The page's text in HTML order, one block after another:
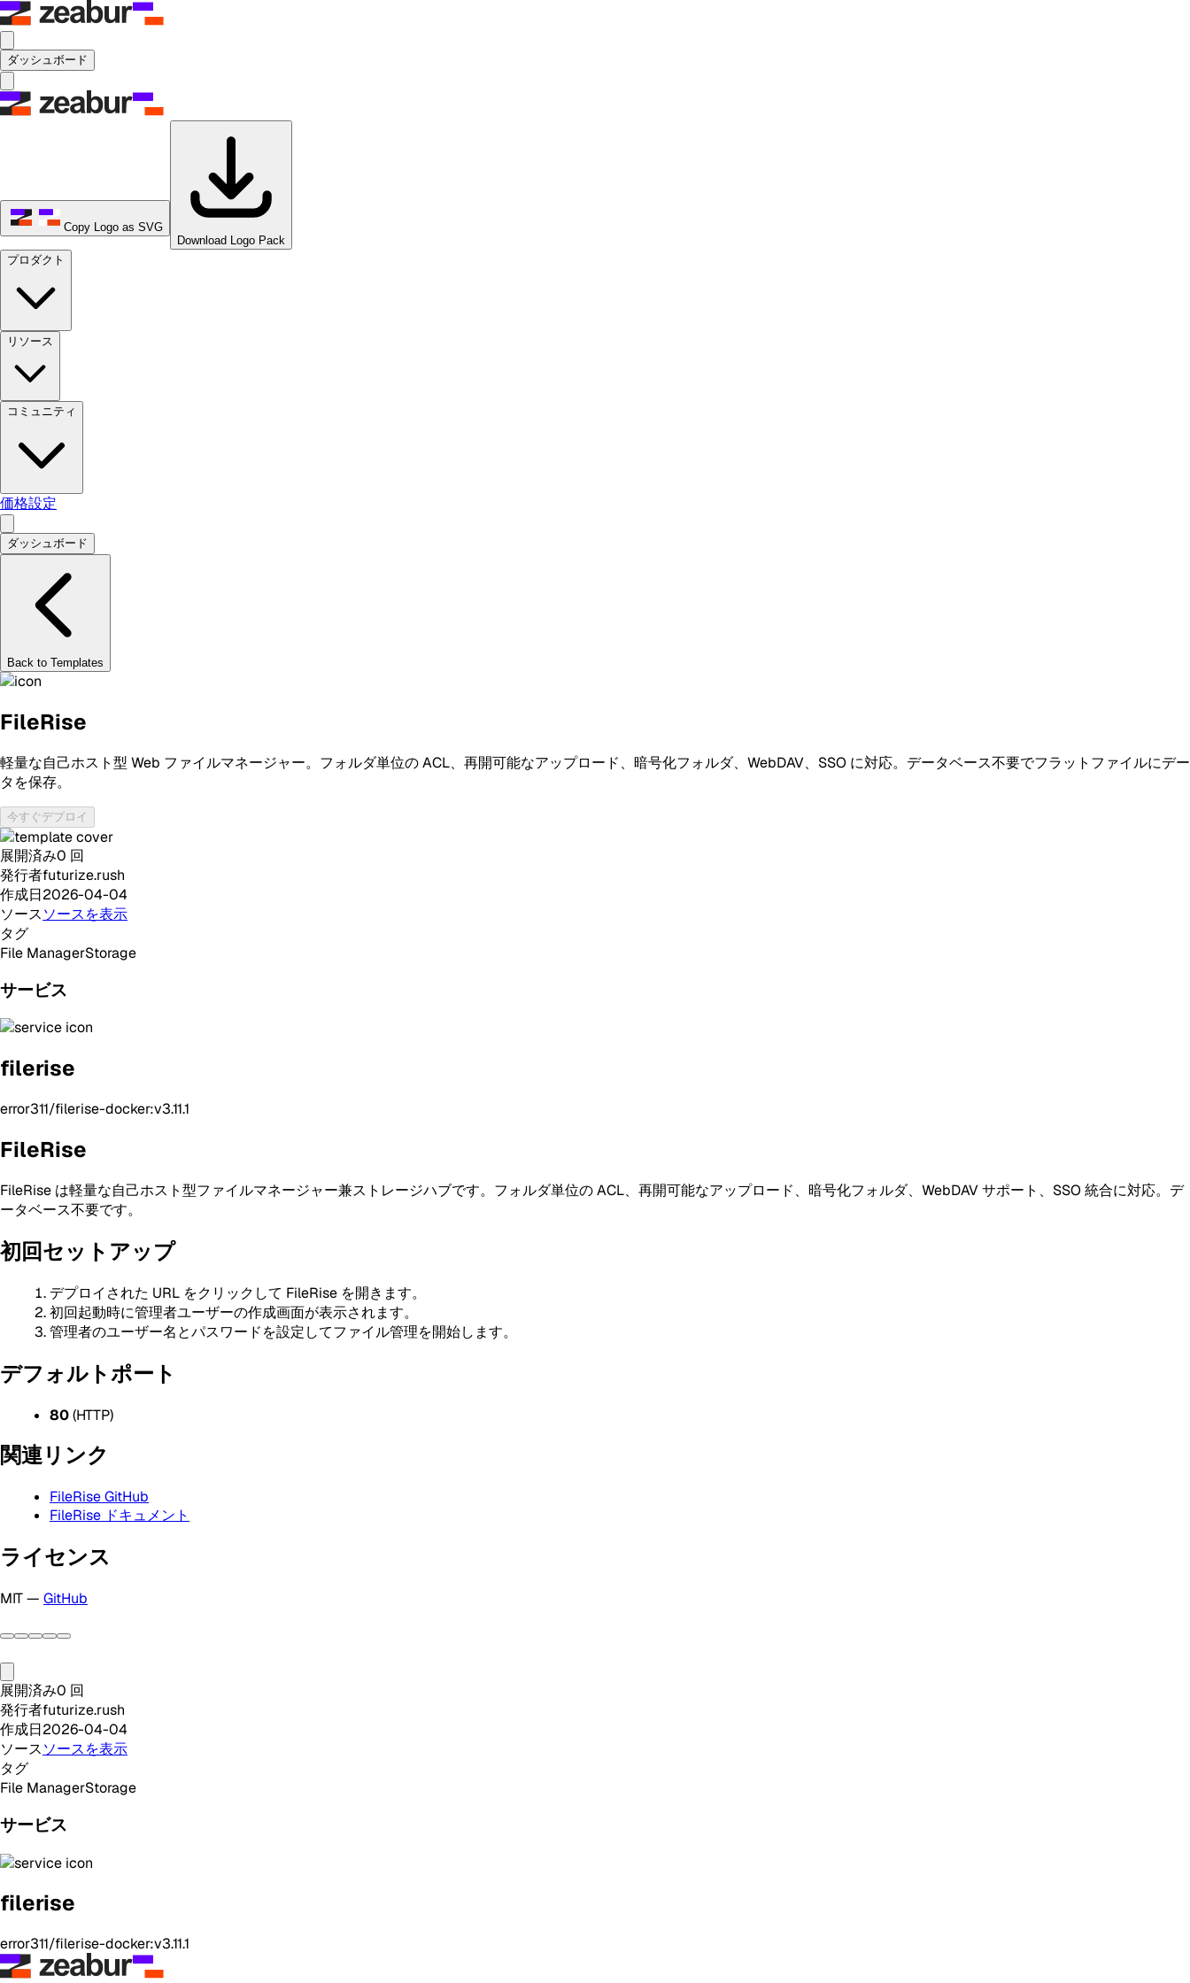
ダッシュボード
Copy Logo as SVG
Download Logo Pack
プロダクト
リソース
コミュニティ
価格設定
ダッシュボード
Back to Templates
FileRise
軽量な自己ホスト型 Web ファイルマネージャー。フォルダ単位の ACL、再開可能なアップロード、暗号化フォルダ、WebDAV、SSO に対応。データベース不要でフラットファイルにデー
タを保存。
今すぐデプロイ
展開済み0 回
発行者futurize.rush
作成日2026-04-04
ソースソースを表示
タグ
File ManagerStorage
サービス
filerise
error311/filerise-docker:v3.11.1
FileRise
FileRise は軽量な自己ホスト型ファイルマネージャー兼ストレージハブです。フォルダ単位の ACL、再開可能なアップロード、暗号化フォルダ、WebDAV サポート、SSO 統合に対応。デ
ータベース不要です。
初回セットアップ
デプロイされた URL をクリックして FileRise を開きます。
初回起動時に管理者ユーザーの作成画面が表示されます。
管理者のユーザー名とパスワードを設定してファイル管理を開始します。
デフォルトポート
80(HTTP)
関連リンク
FileRise GitHub
FileRise ドキュメント
ライセンス
MIT — GitHub
展開済み0 回
発行者futurize.rush
作成日2026-04-04
ソースソースを表示
タグ
File ManagerStorage
サービス
filerise
error311/filerise-docker:v3.11.1